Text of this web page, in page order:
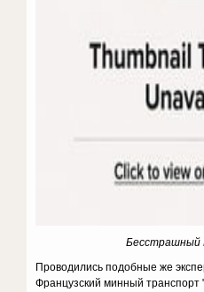
Бесстрашный
Проводились подобные же
Французский минный транспорт